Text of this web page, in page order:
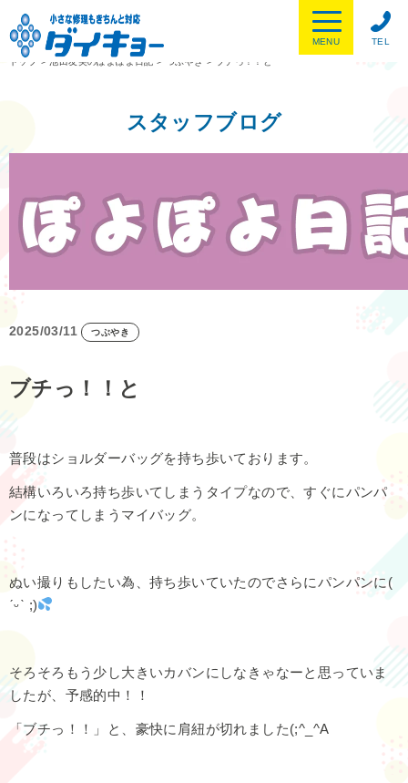
TEL
MENU
トップ
> 池田友美のぽよぽよ日記 > つぶやき > ブチっ！！と
スタッフブログ
2025/03/11 つぶやき
ブチっ！！と
普段はショルダーバッグを持ち歩いております。
結構いろいろ持ち歩いてしまうタイプなので、すぐにパンパ
ンになってしまうマイバッグ。
ぬい撮りもしたい為、持ち歩いていたのでさらにパンパンに(
ˊᵕˋ ;)
そろそろもう少し大きいカバンにしなきゃなーと思っていま
したが、予感的中！！
「ブチっ！！」と、豪快に肩紐が切れました(;^_^A